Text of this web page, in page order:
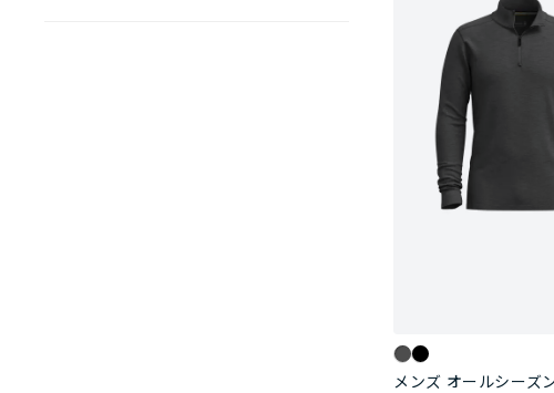
メンズ オールシーズ